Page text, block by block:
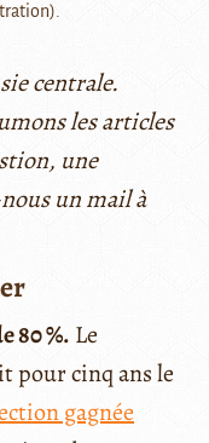
centrale.
les articles
une
un mail à
80 %. Le
pour cinq ans le
gagnée